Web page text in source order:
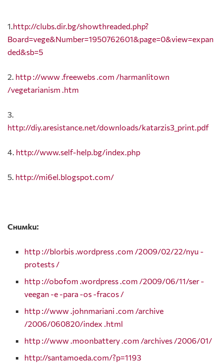
1. http://clubs.dir.bg/showthreaded.php?
Board=vege&Number=1950762601&page=0&view=expan
ded&sb=5
2. http ://www .freewebs .com /harmanlitown
/vegetarianism .htm
3.
http://diy.aresistance.net/downloads/katarzis3_print.pdf
4. http://www.self-help.bg/index.php
5. http://mi6el.blogspot.com/
Снимки:
http ://blorbis .wordpress .com /2009/02/22/nyu -
protests /
http ://obofom .wordpress .com /2009/06/11/ser -
veegan -e -para -os -fracos /
http ://www .johnmariani .com /archive
/2006/060820/index .html
http ://www .moonbattery .com /archives /2006/01/
http://santamoeda.com/?p=1193